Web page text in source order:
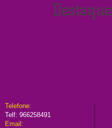
Destaque
​​Telefone:
Telf: 966258491
Email: